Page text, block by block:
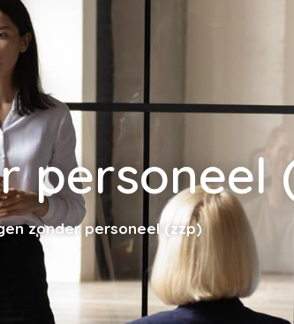
personeel
zonder personeel (zzp)